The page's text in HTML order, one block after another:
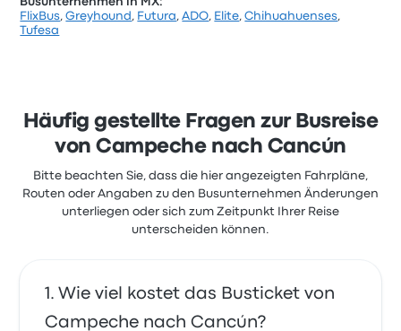
Basierend auf 1328 Bewertungen wurde das
diese Reise beginnen bei 69 €
OCC Campeche Cancún aktuelle
Kundenrezensionen
Buchung gut geklappt, blöder weise kam mein Bus
zuspät
2.0 von 5 Sternen
FlixBus,Greyhound , Futura,ADO, Elite,Chihuahuenses,
Tufesa
Häufig gestellte Fragen zur Busreise
von Campeche nach Cancún
Bitte beachten Sie, dass die hier angezeigten Fahrpläne,
Routen oder Angaben zu den Busunternehmen Änderungen
unterliegen oder sich zum Zeitpunkt Ihrer Reise
unterscheiden können.
Wie viel kostet das Busticket von
Campeche nach Cancún?